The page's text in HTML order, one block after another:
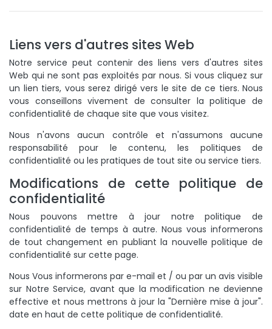
Liens vers d'autres sites Web
Notre service peut contenir des liens vers d'autres sites
Web qui ne sont pas exploités par nous. Si vous cliquez sur
un lien tiers, vous serez dirigé vers le site de ce tiers. Nous
vous conseillons vivement de consulter la politique de
confidentialité de chaque site que vous visitez.
Nous n'avons aucun contrôle et n'assumons aucune
responsabilité pour le contenu, les politiques de
confidentialité ou les pratiques de tout site ou service tiers.
Modifications de cette politique de
confidentialité
Nous pouvons mettre à jour notre politique de
confidentialité de temps à autre. Nous vous informerons
de tout changement en publiant la nouvelle politique de
confidentialité sur cette page.
Nous Vous informerons par e-mail et / ou par un avis visible
sur Notre Service, avant que la modification ne devienne
effective et nous mettrons à jour la "Dernière mise à jour".
date en haut de cette politique de confidentialité.